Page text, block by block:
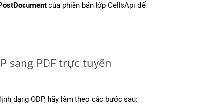
của phiên bản lớp CellsApi để
sang PDF trực tuyến
dạng ODP, hãy làm theo các bước sau: